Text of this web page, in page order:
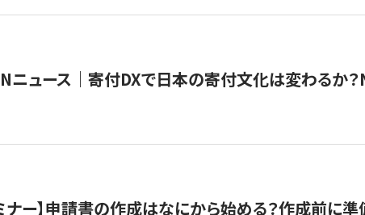
ュース｜寄付DXで日本の寄付文化は変わるか？
ナー】申請書の作成はなにから始める？作成前に準